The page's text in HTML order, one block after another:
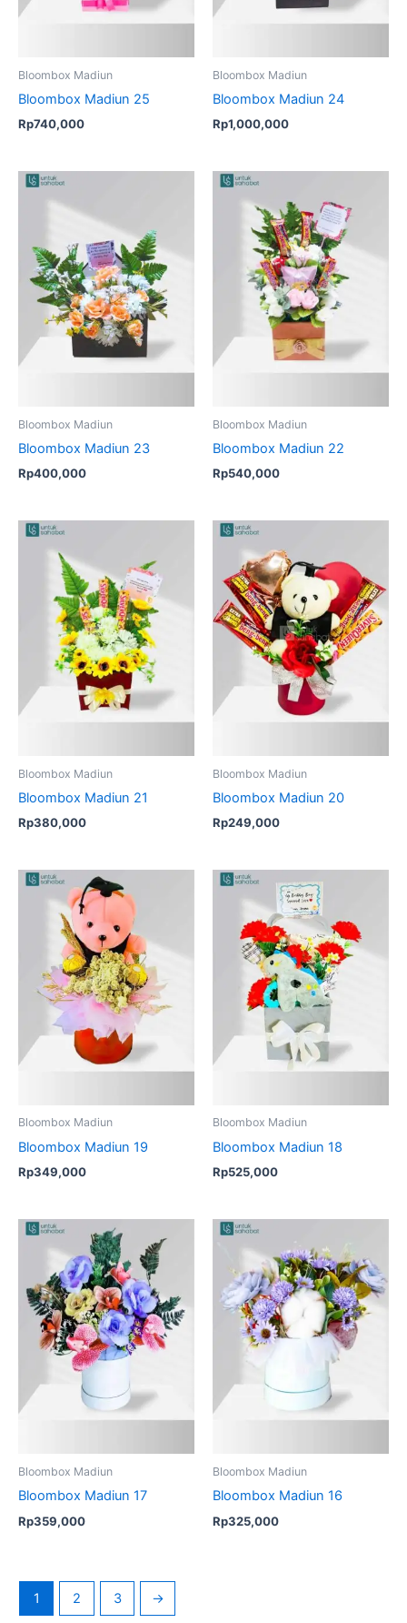
Bloombox Madiun
Bloombox Madiun 25
Rp740,000
Bloombox Madiun
Bloombox Madiun 24
Rp1,000,000
Bloombox Madiun
Bloombox Madiun 23
Rp400,000
Bloombox Madiun
Bloombox Madiun 22
Rp540,000
Bloombox Madiun
Bloombox Madiun 21
Rp380,000
Bloombox Madiun
Bloombox Madiun 20
Rp249,000
Bloombox Madiun
Bloombox Madiun 19
Rp349,000
Bloombox Madiun
Bloombox Madiun 18
Rp525,000
Bloombox Madiun
Bloombox Madiun 17
Rp359,000
Bloombox Madiun
Bloombox Madiun 16
Rp325,000
1 2 3 →